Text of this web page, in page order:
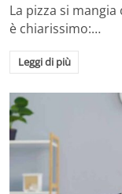
La pizza si
è chiarissimo:…
Leggi di più